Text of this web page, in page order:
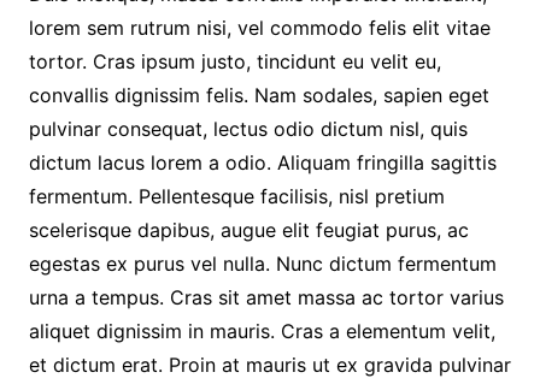
lorem sem rutrum nisi, vel commodo felis elit vitae
tortor. Cras ipsum justo, tincidunt eu velit eu,
convallis dignissim felis. Nam sodales, sapien eget
pulvinar consequat, lectus odio dictum nisl, quis
dictum lacus lorem a odio. Aliquam fringilla sagittis
fermentum. Pellentesque facilisis, nisl pretium
scelerisque dapibus, augue elit feugiat purus, ac
egestas ex purus vel nulla. Nunc dictum fermentum
urna a tempus. Cras sit amet massa ac tortor varius
aliquet dignissim in mauris. Cras a elementum velit,
et dictum erat. Proin at mauris ut ex gravida pulvinar